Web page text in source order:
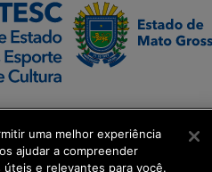
uma melhor experiência
ajudar a compreender
úteis e relevantes para você.